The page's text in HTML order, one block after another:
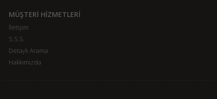
MÜŞTERİ HİZMETLERİ
İletişim
S.S.S.
Detaylı Arama
Hakkımızda